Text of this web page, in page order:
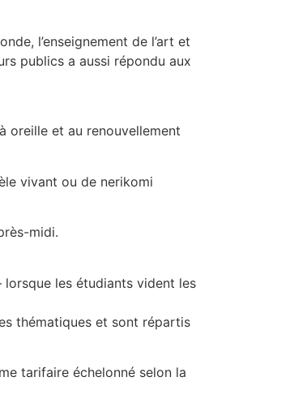
l’enseignement de l’art et
publics a aussi répondu aux
oreille et au renouvellement
vivant ou de nerikomi
midi.
lorsque les étudiants vident les
thématiques et sont répartis
tarifaire échelonné selon la